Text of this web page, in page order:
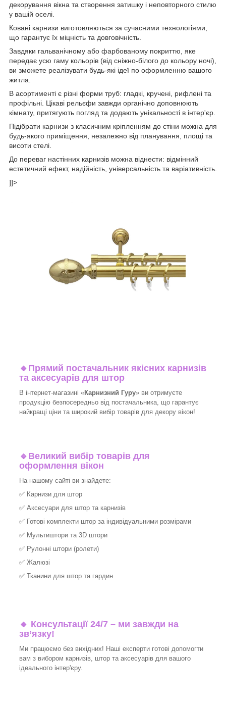
декорування вікна та створення затишку і неповторного стилю
у вашій оселі.
Ковані карнизи виготовляються за сучасними технологіями,
що гарантує їх міцність та довговічність.
Завдяки гальванічному або фарбованому покриттю, яке
передає усю гаму кольорів (від сніжно-білого до кольору ночі),
ви зможете реалізувати будь-які ідеї по оформленню вашого
житла.
В асортименті є різні форми труб: гладкі, кручені, рифлені та
профільні. Цікаві рельєфи завжди органічно доповнюють
кімнату, притягують погляд та додають унікальності в інтер'єр.
Підібрати карнизи з класичним кріпленням до стіни можна для
будь-якого приміщення, незалежно від планування, площі та
висоти стелі.
До переваг настінних карнизів можна віднести: відмінний
естетичний ефект, надійність, універсальність та варіативність.
]]>
🔹 Прямий постачальник якісних карнизів
та аксесуарів для штор
В інтернет-магазині «Карнизний Гуру» ви отримуєте
продукцію безпосередньо від постачальника, що гарантує
найкращі ціни та широкий вибір товарів для декору вікон!​
🔹 Великий вибір товарів для
оформлення вікон
На нашому сайті ви знайдете:
✅ Карнизи для штор
✅ Аксесуари для штор та карнизів
✅ Готові комплекти штор за індивідуальними розмірами
✅ Мультиштори та 3D штори
✅ Рулонні штори (ролети)
✅ Жалюзі
✅ Тканини для штор та гардин
🔹 Консультації 24/7 – ми завжди на
зв’язку!
Ми працюємо без вихідних! Наші експерти готові допомогти
вам з вибором карнизів, штор та аксесуарів для вашого
ідеального інтер'єру.​